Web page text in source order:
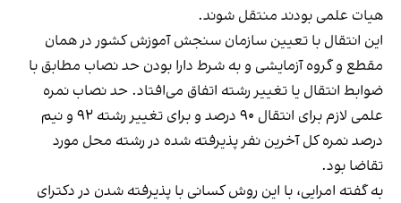
هیات علمی بودند منتقل شوند.
این انتقال با تعیین سازمان سنجش آموزش کشور در همان
مقطع و گروه آزمایشی و به شرط دارا بودن حد نصاب مطابق با
ضوابط انتقال یا تغییر رشته اتفاق می‌افتاد. حد نصاب نمره
علمی لازم برای انتقال ۹۰ درصد و برای تغییر رشته ۹۲ و نیم
درصد نمره کل آخرین نفر پذیرفته شده در رشته محل مورد
تقاضا بود.
به گفته امرایی، با این روش کسانی با پذیرفته شدن در دکترای